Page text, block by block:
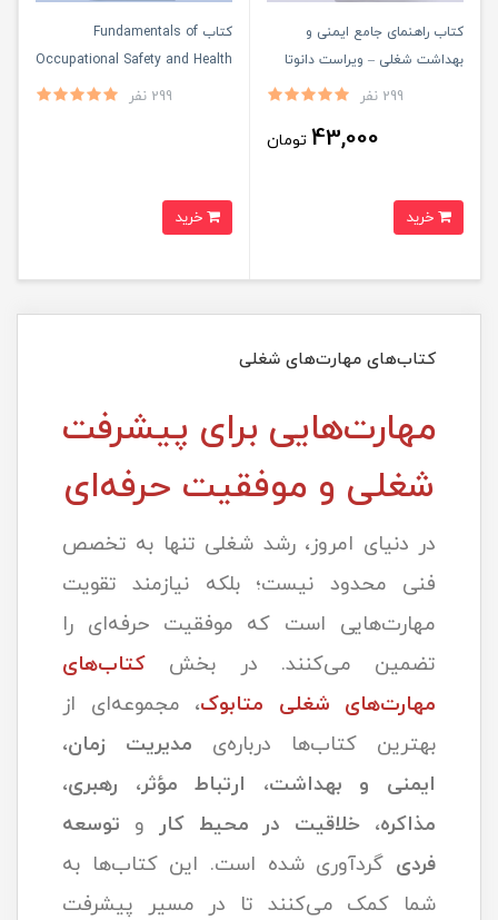
کتاب راهنمای جامع ایمنی و
بهداشت شغلی – ویراست دانوتا
299 نفر
43,000 تومان
کتاب Fundamentals of
Occupational Safety and Health
299 نفر
کتاب‌های مهارت‌های شغلی
مهارت‌هایی برای پیشرفت
شغلی و موفقیت حرفه‌ای
در دنیای امروز، رشد شغلی تنها به تخصص
فنی محدود نیست؛ بلکه نیازمند تقویت
مهارت‌هایی است که موفقیت حرفه‌ای را
تضمین می‌کنند. در بخش کتاب‌های
مهارت‌های شغلی متابوک، مجموعه‌ای از
بهترین کتاب‌ها درباره‌ی مدیریت زمان،
ایمنی و بهداشت، ارتباط مؤثر، رهبری،
مذاکره، خلاقیت در محیط کار و توسعه
فردی گردآوری شده است. این کتاب‌ها به
شما کمک می‌کنند تا در مسیر پیشرفت